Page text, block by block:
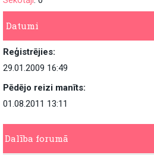
Datumi
Reģistrējies:
29.01.2009 16:49
Pēdējo reizi manīts:
01.08.2011 13:11
Dalība forumā